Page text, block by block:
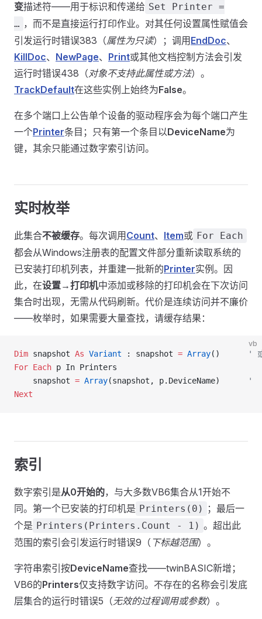
变描述符——用于标识和传递给 Set Printer =
… ，而不是直接运行打印作业。对其任何设置属性赋值会
引发运行时错误383（属性为只读）；调用 EndDoc、
KillDoc、 NewPage、 Print或其他文档控制方法会引发
运行时错误438（对象不支持此属性或方法）。
TrackDefault在这些实例上始终为False。
在多个端口上公告单个设备的驱动程序会为每个端口产生
一个Printer条目；只有第一个条目以DeviceName为
键，其余只能通过数字索引访问。
实时枚举
此集合不被缓存。每次调用 Count、 Item或 For Each
都会从Windows注册表的配置文件部分重新读取系统的
已安装打印机列表，并重建一批新的Printer实例。因
此，在设置→打印机中添加或移除的打印机会在下次访问
集合时出现，无需从代码刷新。代价是连续访问并不廉价
——枚举时，如果需要大量查找，请缓存结果：
vb
Dim snapshot As Variant : snapshot = Array()
'
For Each p In Printers
    snapshot
= Array(snapshot, p.DeviceName)
'
Next
索引
数字索引是从0开始的，与大多数VB6集合从1开始不
同。第一个已安装的打印机是 Printers(0)
；最后一
个是 Printers(Printers.Count - 1) 。超出此
范围的索引会引发运行时错误9（ 下标越范围）。
字符串索引按DeviceName查找——twinBASIC新增；
VB6的Printers仅支持数字访问。不存在的名称会引发底
层集合的运行时错误5（无效的过程调用或参数）。